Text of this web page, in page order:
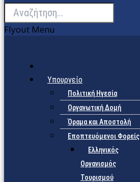
Flyout Menu
Υπουργείο
Πολιτική Ηγεσία
Οργανωτική Δομή
Όραμα και Αποστολή
Εποπτευόμενοι Φορείς
Eλληνικός
Οργανισμός
Τουρισμού